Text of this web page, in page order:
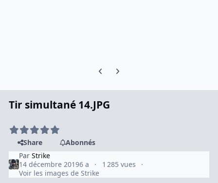
Previous carousel slide
Next carousel slide
Tir simultané 14.JPG
Share
Abonnés
ParStrike
14 décembre 20196 a
1 285 vues
Voir les images de Strike